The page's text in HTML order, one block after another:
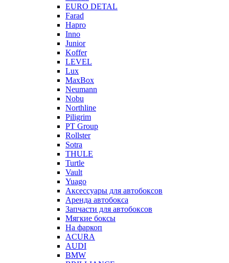
EURO DETAL
Farad
Hapro
Inno
Junior
Koffer
LEVEL
Lux
MaxBox
Neumann
Nobu
Northline
Piligrim
PT Group
Rollster
Sotra
THULE
Turtle
Vault
Yuago
Аксессуары для автобоксов
Аренда автобокса
Запчасти для автобоксов
Мягкие боксы
На фаркоп
ACURA
AUDI
BMW